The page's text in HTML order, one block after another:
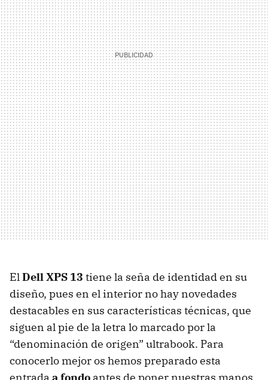
ElDellXPS 13 tiene la seña de identidad en su
diseño, pues en el interior no hay novedades
destacables en sus características técnicas, que
siguen al pie de la letra lo marcado por la
“denominación de origen” ultrabook. Para
conocerlo mejor os hemos preparado esta
entrada a fondo antes de poner nuestras manos